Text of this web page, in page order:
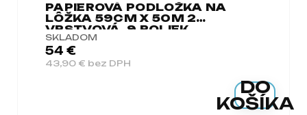
PAPIEROVÁ PODLOŽKA NA
LÔŽKA 59CM X 50M 2
VRSTVOVÁ, 9 ROLIEK
SKLADOM
43,90 € bez DPH
54 €
DO
KOŠÍKA